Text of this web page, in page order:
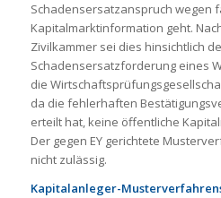
Schadensersatzanspruch wegen
Kapitalmarktinformation geht.
Zivilkammer sei dies hinsichtlich
Schadensersatzforderung eines
die
da die fehlerhaften
erteilt hat, keine öffentliche
Der gegen EY gerichtete
nicht zulässig.
Kapitalanleger-